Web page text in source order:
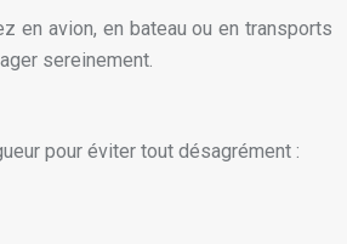
en avion, en bateau ou en transports
sereinement.
pour éviter tout désagrément :